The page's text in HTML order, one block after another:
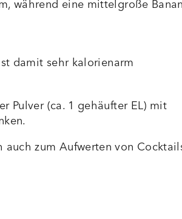
während eine mittelgroße
damit sehr kalorienarm
Pulver (ca. 1 gehäufter EL) mit
auch zum Aufwerten von